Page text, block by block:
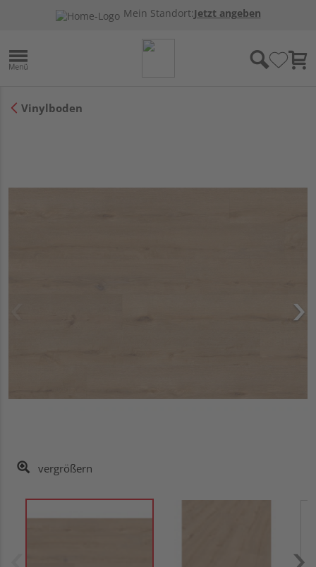
Mein Standort:Jetzt angeben
Vinylboden
vergrößern